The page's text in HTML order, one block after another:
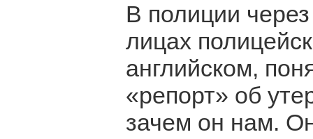
В полиции
лицах
английском,
«репорт» об
зачем он нам.